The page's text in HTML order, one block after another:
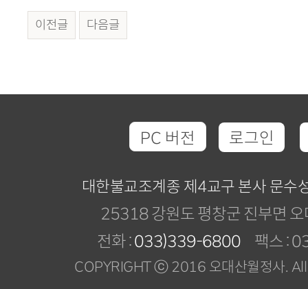
이전글 다음글
PC 버전 로그인
대한불교조계종 제4교구 본사 문수
25318 강원도 평창군 진부면
전화 :033)339-6800 팩스 :
COPYRIGHT ⓒ 2016 오대산월정사.